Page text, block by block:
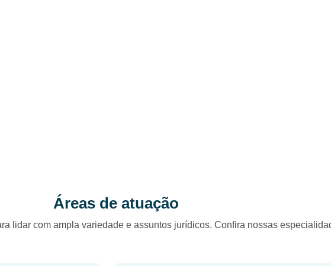
Áreas de atuação
lidar com ampla variedade e assuntos jurídicos. Confira nossas